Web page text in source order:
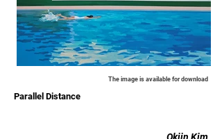
The image is available for download
Parallel Distance